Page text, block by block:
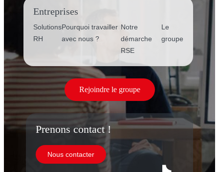
Entreprises
Solutions
RH
Pourquoi travailler
avec nous ?
Notre
démarche
RSE
Le
groupe
Rejoindre le groupe
Prenons contact !
Nous contacter